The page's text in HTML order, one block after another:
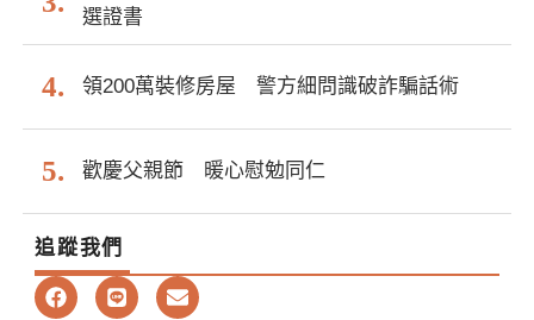
選證書
領200萬裝修房屋 警方細問識破詐騙話術
歡慶父親節 暖心慰勉同仁
追蹤我們
F
a
L
i
E
n